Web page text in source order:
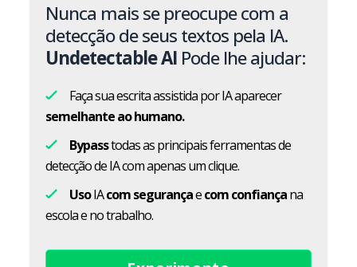
Nunca mais se preocupe com a
detecção de seus textos pela IA.
Undetectable AI Pode lhe ajudar:
Faça sua escrita assistida por IA aparecer
semelhante ao humano.
Bypasstodas as principais ferramentas de
detecção de IA com apenas um clique.
UsoIAcom segurançaecom confiançana
escola e no trabalho.